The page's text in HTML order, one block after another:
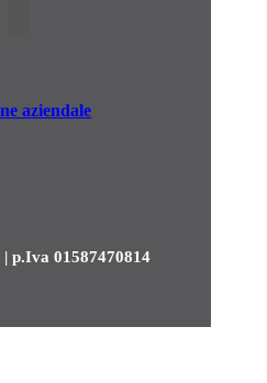
aziendale
p.Iva 01587470814